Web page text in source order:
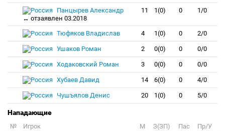
Панцырев Александр
↔ отзаявлен 03.2018
11 1(0) 0 1/0
Тюфяков Владислав 4 1(0) 0 2/0
Ушаков Роман 2 0(0) 0 0/0
Ходаковский Роман 3 0(0) 0 0/0
Хубаев Давид 14 6(0) 0 4/0
Чушъялов Денис 20 1(0) 0 5/0
Нападающие
№ Игрок M З(ЗП) Пас
Пр/У